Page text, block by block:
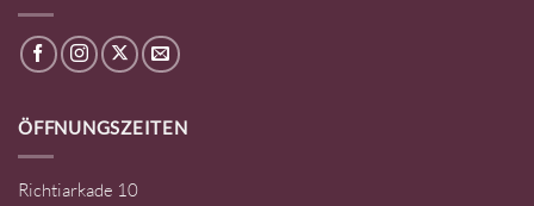
ÖFFNUNGSZEITEN
Richtiarkade 10